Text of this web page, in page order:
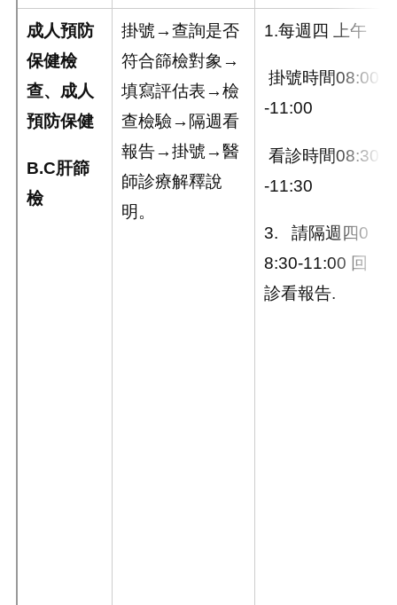
成人預防
保健檢
查、成人
預防保健
B.C肝篩
檢
掛號→查詢是否
符合篩檢對象→
填寫評估表→檢
查檢驗→隔週看
報告→掛號→醫
師診療解釋說
明。
1.每週四 上午
掛號時間08:00
-11:00
看診時間08:30
-11:30
3. 請隔週四0
8:30-11:00 回
診看報告.